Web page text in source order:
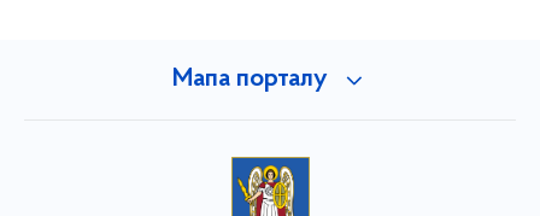
Мапа порталу